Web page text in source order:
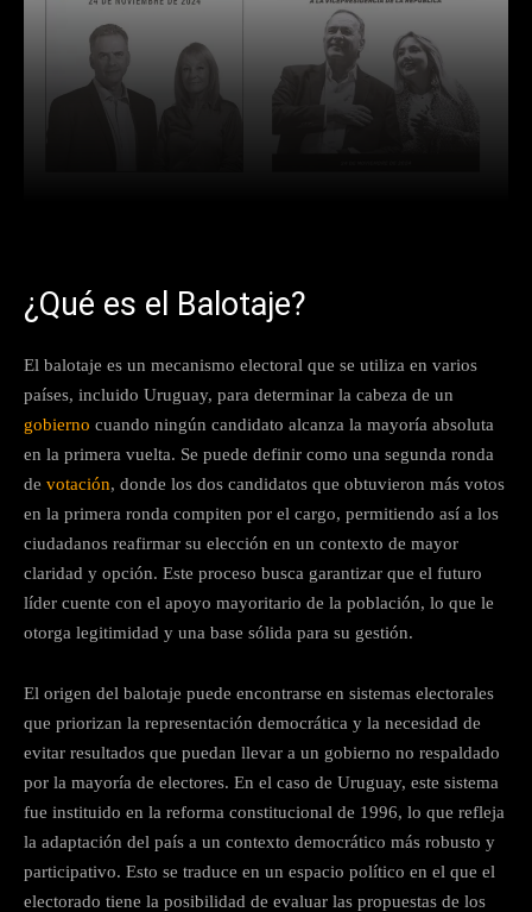
¿Qué es el Balotaje?
El balotaje es un mecanismo electoral que se utiliza en varios
países, incluido Uruguay, para determinar la cabeza de un
gobierno cuando ningún candidato alcanza la mayoría absoluta
en la primera vuelta. Se puede definir como una segunda ronda
de votación, donde los dos candidatos que obtuvieron más votos
en la primera ronda compiten por el cargo, permitiendo así a los
ciudadanos reafirmar su elección en un contexto de mayor
claridad y opción. Este proceso busca garantizar que el futuro
líder cuente con el apoyo mayoritario de la población, lo que le
otorga legitimidad y una base sólida para su gestión.
El origen del balotaje puede encontrarse en sistemas electorales
que priorizan la representación democrática y la necesidad de
evitar resultados que puedan llevar a un gobierno no respaldado
por la mayoría de electores. En el caso de Uruguay, este sistema
fue instituido en la reforma constitucional de 1996, lo que refleja
la adaptación del país a un contexto democrático más robusto y
participativo. Esto se traduce en un espacio político en el que el
electorado tiene la posibilidad de evaluar las propuestas de los